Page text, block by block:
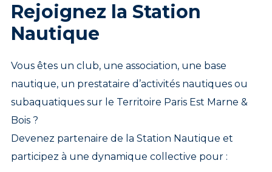
Rejoignez la Station
Nautique
Vous êtes un club, une association, une base
nautique, un prestataire d’activités nautiques ou
subaquatiques sur le Territoire Paris Est Marne &
Bois ?
Devenez partenaire de la Station Nautique et
participez à une dynamique collective pour :